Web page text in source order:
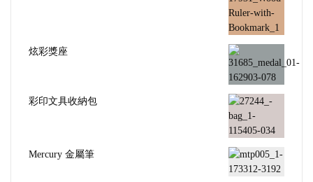
炫彩獎座
彩印文具收納包
Mercury 金屬筆